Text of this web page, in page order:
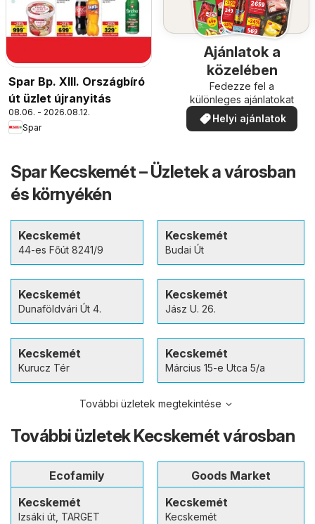
Spar Bp. XIII. Országbíró
út üzlet újranyitás
08.06. - 2026.08.12.
Spar
Ajánlatok a
közelében
Fedezze fel a
különleges ajánlatokat
Helyi ajánlatok
Spar Kecskemét – Üzletek a városban
és környékén
Kecskemét
44-es Főút 8241/9
Kecskemét
Budai Út
Kecskemét
Dunaföldvári Út 4.
Kecskemét
Jász U. 26.
Kecskemét
Kurucz Tér
Kecskemét
Március 15-e Utca 5/a
További üzletek megtekintése
További üzletek Kecskemét városban
Ecofamily
Kecskemét
Izsáki út, TARGET
Goods Market
Kecskemét
Kecskemét